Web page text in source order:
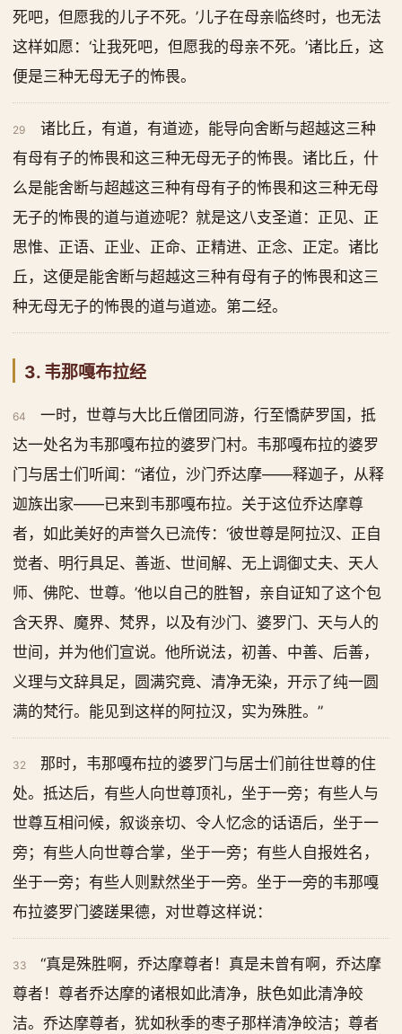
死吧，但愿我的儿子不死。’儿子在母亲临终时，也无法
这样如愿：‘让我死吧，但愿我的母亲不死。’诸比丘，这
便是三种无母无子的怖畏。
29
诸比丘，有道，有道迹，能导向舍断与超越这三种
有母有子的怖畏和这三种无母无子的怖畏。诸比丘，什
么是能舍断与超越这三种有母有子的怖畏和这三种无母
无子的怖畏的道与道迹呢？就是这八支圣道：正见、正
思惟、正语、正业、正命、正精进、正念、正定。诸比
丘，这便是能舍断与超越这三种有母有子的怖畏和这三
种无母无子的怖畏的道与道迹。第二经。
3. 韦那嘎布拉经
64
一时，世尊与大比丘僧团同游，行至憍萨罗国，抵
达一处名为韦那嘎布拉的婆罗门村。韦那嘎布拉的婆罗
门与居士们听闻：“诸位，沙门乔达摩——释迦子，从释
迦族出家——已来到韦那嘎布拉。关于这位乔达摩尊
者，如此美好的声誉久已流传：‘彼世尊是阿拉汉、正自
觉者、明行具足、善逝、世间解、无上调御丈夫、天人
师、佛陀、世尊。’他以自己的胜智，亲自证知了这个包
含天界、魔界、梵界，以及有沙门、婆罗门、天与人的
世间，并为他们宣说。他所说法，初善、中善、后善，
义理与文辞具足，圆满究竟、清净无染，开示了纯一圆
满的梵行。能见到这样的阿拉汉，实为殊胜。”
32
那时，韦那嘎布拉的婆罗门与居士们前往世尊的住
处。抵达后，有些人向世尊顶礼，坐于一旁；有些人与
世尊互相问候，叙谈亲切、令人忆念的话语后，坐于一
旁；有些人向世尊合掌，坐于一旁；有些人自报姓名，
坐于一旁；有些人则默然坐于一旁。坐于一旁的韦那嘎
布拉婆罗门婆蹉果德，对世尊这样说：
33
“真是殊胜啊，乔达摩尊者！真是未曾有啊，乔达摩
尊者！尊者乔达摩的诸根如此清净，肤色如此清净皎
洁。乔达摩尊者，犹如秋季的枣子那样清净皎洁；尊者